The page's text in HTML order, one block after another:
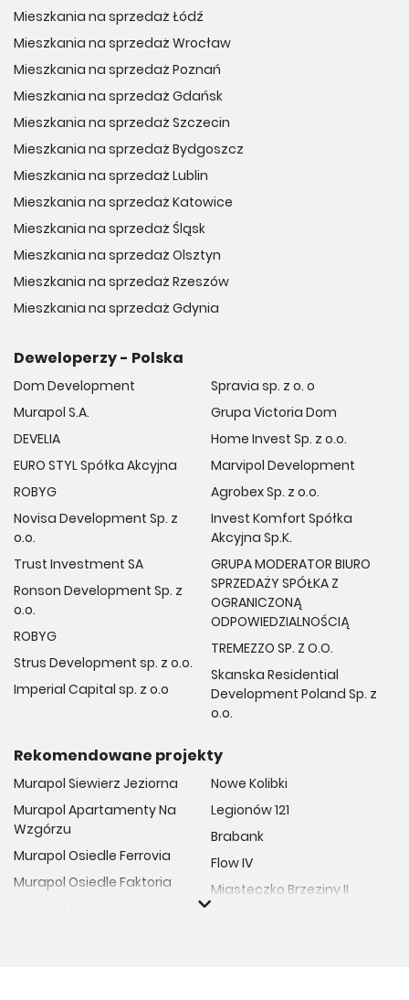
Mieszkania na sprzedaż Łódź
Mieszkania na sprzedaż Wrocław
Mieszkania na sprzedaż Poznań
Mieszkania na sprzedaż Gdańsk
Mieszkania na sprzedaż Szczecin
Mieszkania na sprzedaż Bydgoszcz
Mieszkania na sprzedaż Lublin
Mieszkania na sprzedaż Katowice
Mieszkania na sprzedaż Śląsk
Mieszkania na sprzedaż Olsztyn
Mieszkania na sprzedaż Rzeszów
Mieszkania na sprzedaż Gdynia
Deweloperzy - Polska
Dom Development
Murapol S.A.
DEVELIA
EURO STYL Spółka Akcyjna
ROBYG
Novisa Development Sp. z
o.o.
Trust Investment SA
Ronson Development Sp. z
o.o.
ROBYG
Strus Development sp. z o.o.
Imperial Capital sp. z o.o
Spravia sp. z o. o
Grupa Victoria Dom
Home Invest Sp. z o.o.
Marvipol Development
Agrobex Sp. z o.o.
Invest Komfort Spółka
Akcyjna Sp.K.
GRUPA MODERATOR BIURO
SPRZEDAŻY SPÓŁKA Z
OGRANICZONĄ
ODPOWIEDZIALNOŚCIĄ
TREMEZZO SP. Z O.O.
Skanska Residential
Development Poland Sp. z
o.o.
Rekomendowane projekty
Murapol Siewierz Jeziorna
Murapol Apartamenty Na
Wzgórzu
Murapol Osiedle Ferrovia
Murapol Osiedle Faktoria
Nowe Kolibki
Legionów 121
Brabank
Flow IV
Miasteczko Brzeziny II